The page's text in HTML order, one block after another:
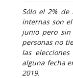
Sólo el 2% de
internas son
junio pero sin
personas no
las
alguna fecha
2019.